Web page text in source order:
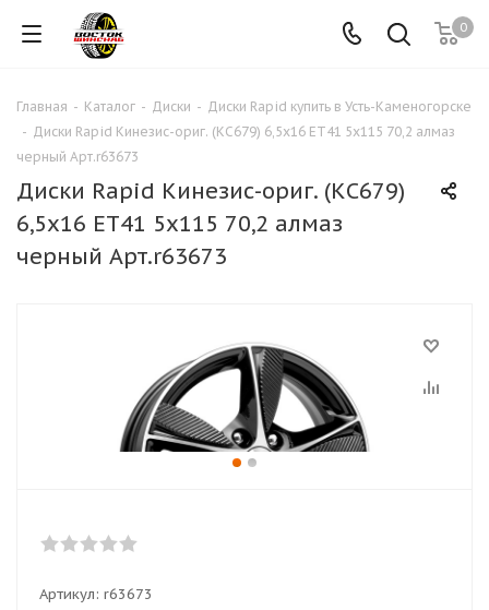
0
Главная - Каталог - Диски - Диски Rapid купить в Усть-Каменогорске
- Диски Rapid Кинезис-ориг. (КС679) 6,5x16 ЕТ41 5x115 70,2 алмаз
черный Арт.r63673
Диски Rapid Кинезис-ориг. (КС679)
6,5x16 ЕТ41 5x115 70,2 алмаз
черный Арт.r63673
Артикул: r63673